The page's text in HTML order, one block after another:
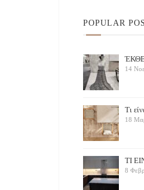
POPULAR
14
Τι
18
ΤΙ
8